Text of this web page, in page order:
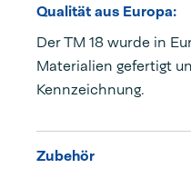
Qualität aus Europa:
Der TM 18 wurde in
Materialien gefertigt
Kennzeichnung.
Zubehör